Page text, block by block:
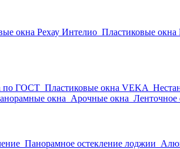
окна Рехау Интелио Пластиковые окна
по ГОСТ Пластиковые окна VEKA
окна Арочные окна Ленточное
Панорамное остекление лоджии